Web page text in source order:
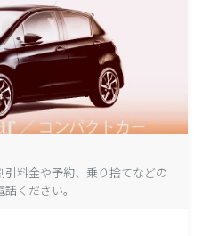
料金や予約、乗り捨てなどの
ください。